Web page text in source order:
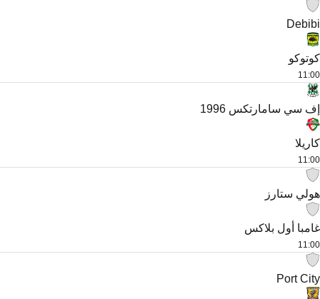
Debibi
كوتوكو
11:00
إف سي سامارتكس 1996
كاريلا
11:00
هولي ستارز
غامبا أول بلاكس
11:00
Port City